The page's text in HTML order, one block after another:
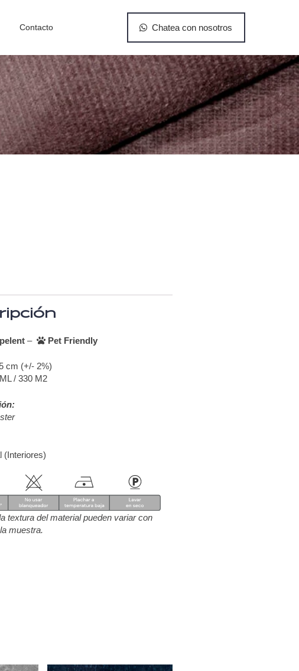
Contacto Chatea con nosotros
– Pet Friendly
cm (+/- 2%)
/ 330 M2
(Interiores)
textura del material pueden variar con
muestra.